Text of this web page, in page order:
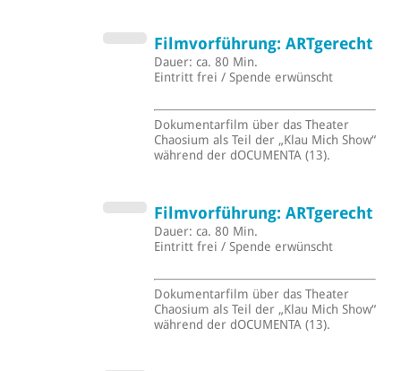
Filmvorführung: ARTgerecht
Dauer: ca. 80 Min.
Eintritt frei / Spende erwünscht
Dokumentarfilm über das Theater
Chaosium als Teil der „Klau Mich Show“
während der dOCUMENTA (13).
Filmvorführung: ARTgerecht
Dauer: ca. 80 Min.
Eintritt frei / Spende erwünscht
Dokumentarfilm über das Theater
Chaosium als Teil der „Klau Mich Show“
während der dOCUMENTA (13).